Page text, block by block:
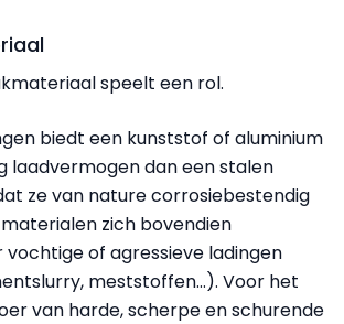
speelt een rol.
biedt een kunststof of aluminium
laadvermogen dan een stalen
ze van nature corrosiebestendig
materialen zich bovendien
of agressieve ladingen
meststoffen...). Voor het
van harde, scherpe en schurende